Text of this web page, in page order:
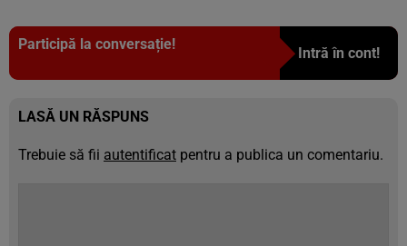
Participă la conversație!
Intră în cont!
LASĂ UN RĂSPUNS
Trebuie să fii autentificat pentru a publica un comentariu.